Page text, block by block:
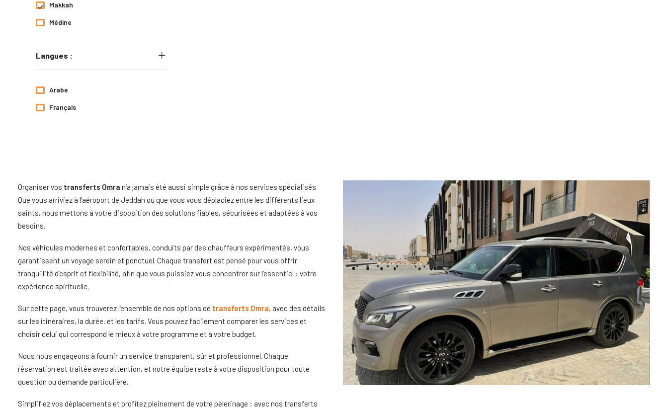
Makkah
Médine
Langues :
Arabe
Français
Organiser vos transferts Omra n’a jamais été aussi simple grâce à nos services spécialisés.
Que vous arriviez à l’aéroport de Jeddah ou que vous vous déplaciez entre les différents lieux
saints, nous mettons à votre disposition des solutions fiables, sécurisées et adaptées à vos
besoins.
Nos véhicules modernes et confortables, conduits par des chauffeurs expérimentés, vous
garantissent un voyage serein et ponctuel. Chaque transfert est pensé pour vous offrir
tranquillité d’esprit et flexibilité, afin que vous puissiez vous concentrer sur l’essentiel : votre
expérience spirituelle.
Sur cette page, vous trouverez l’ensemble de nos options de transferts Omra, avec des détails
sur les itinéraires, la durée, et les tarifs. Vous pouvez facilement comparer les services et
choisir celui qui correspond le mieux à votre programme et à votre budget.
Nous nous engageons à fournir un service transparent, sûr et professionnel. Chaque
réservation est traitée avec attention, et notre équipe reste à votre disposition pour toute
question ou demande particulière.
Simplifiez vos déplacements et profitez pleinement de votre pèlerinage : avec nos transferts